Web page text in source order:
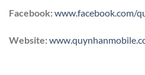
Facebook:www.facebook.com/
Website: